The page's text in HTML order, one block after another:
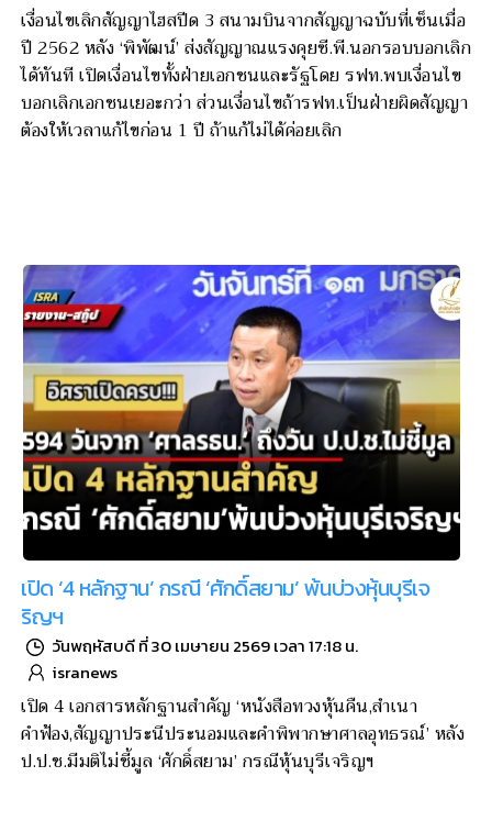
เงื่อนไขเลิกสัญญาไฮสปีด 3 สนามบินจากสัญญาฉบับที่เซ็นเมื่อ
ปี 2562 หลัง ‘พิพัฒน์’ ส่งสัญญาณแรงคุยซี.พี.นอกรอบบอกเลิก
ได้ทันที เปิดเงื่อนไขทั้งฝ่ายเอกชนและรัฐโดย รฟท.พบเงื่อนไข
บอกเลิกเอกชนเยอะกว่า ส่วนเงื่อนไขถ้ารฟท.เป็นฝ่ายผิดสัญญา
ต้องให้เวลาแก้ไขก่อน 1 ปี ถ้าแก้ไม่ได้ค่อยเลิก
เปิด ‘4 หลักฐาน’ กรณี ‘ศักดิ์สยาม’ พ้นบ่วงหุ้นบุรีเจ
ริญฯ
วันพฤหัสบดี ที่ 30 เมษายน 2569 เวลา 17:18 น.
isranews
เปิด 4 เอกสารหลักฐานสำคัญ ‘หนังสือทวงหุ้นคืน,สำเนา
คำฟ้อง,สัญญาประนีประนอมและคำพิพากษาศาลอุทธรณ์’ หลัง
ป.ป.ช.มีมติไม่ชี้มูล ‘ศักดิ์สยาม’ กรณีหุ้นบุรีเจริญฯ